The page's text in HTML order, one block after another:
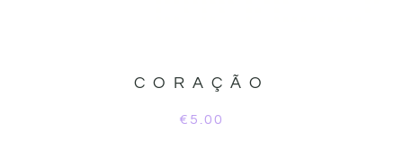
CORAÇÃO
€ 5.00